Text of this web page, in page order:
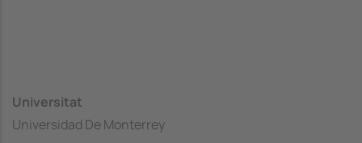
Universitat
Universidad De Monterrey